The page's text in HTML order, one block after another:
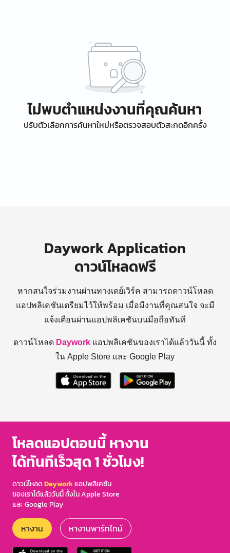
ไม่พบตำแหน่งงานที่คุณค้นหา
ปรับตัวเลือกการค้นหาใหม่หรือตรวจสอบตัวสะกดอีกครั้ง
Daywork Application
ดาวน์โหลดฟรี
หากสนใจร่วมงานผ่านทางเดย์เวิร์ค สามารถดาวน์โหลด
แอปพลิเคชันเตรียมไว้ให้พร้อม เมื่อมีงานที่คุณสนใจ จะมี
แจ้งเตือนผ่านแอปพลิเคชันบนมือถือทันที
ดาวน์โหลด Daywork แอปพลิเคชันของเราได้แล้ววันนี้ ทั้ง
ใน Apple Store และ Google Play
โหลดแอปตอนนี้ หางาน
ได้ทันทีเร็วสุด 1 ชั่วโมง!
ดาวน์โหลดDayworkแอปพลิเคชัน
ของเราได้แล้ววันนี้ ทั้งใน Apple Store
และ Google Play
หางาน หางานพาร์ทไทม์